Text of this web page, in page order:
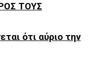
ΤΟΥΣ
ότι αύριο την